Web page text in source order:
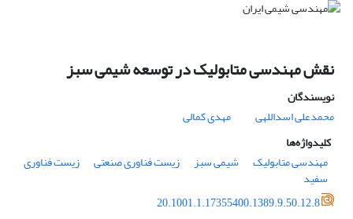
نقش مهندسی متابولیک در توسعه شیمی سبز
نویسندگان
محمدعلی اسداللهی
مهدی کمالی
کلیدواژه‌ها
مهندسی متابولیک
شیمی سبز زیست فناوری صنعتی زیست فناوری
سفید
20.1001.1.17355400.1389.9.50.12.8